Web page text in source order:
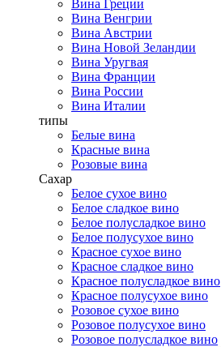
Вина Греции
Вина Венгрии
Вина Австрии
Вина Новой Зеландии
Вина Уругвая
Вина Франции
Вина России
Вина Италии
типы
Белые вина
Красные вина
Розовые вина
Сахар
Белое сухое вино
Белое сладкое вино
Белое полусладкое вино
Белое полусухое вино
Красное сухое вино
Красное сладкое вино
Красное полусладкое вино
Красное полусухое вино
Розовое сухое вино
Розовое полусухое вино
Розовое полусладкое вино